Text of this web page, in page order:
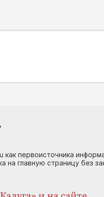
как первоисточника
на главную страницу без